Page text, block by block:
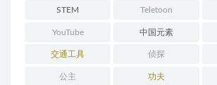
STEM Teletoon
YouTube 中国元素
交通工具 侦探
公主 功夫